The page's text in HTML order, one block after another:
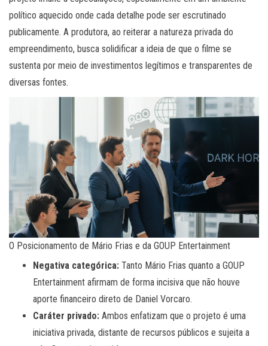
político aquecido onde cada detalhe pode ser escrutinado
publicamente. A produtora, ao reiterar a natureza privada do
empreendimento, busca solidificar a ideia de que o filme se
sustenta por meio de investimentos legítimos e transparentes de
diversas fontes.
O Posicionamento de Mário Frias e da GOUP Entertainment
Negativa categórica: Tanto Mário Frias quanto a GOUP
Entertainment afirmam de forma incisiva que não houve
aporte financeiro direto de Daniel Vorcaro.
Caráter privado: Ambos enfatizam que o projeto é uma
iniciativa privada, distante de recursos públicos e sujeita a